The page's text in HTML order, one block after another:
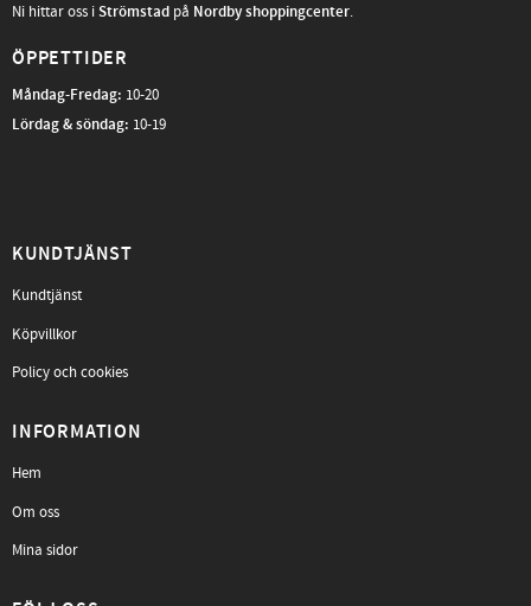
Ni hittar oss iStrömstad på Nordby shoppingcenter.
ÖPPETTIDER
Måndag-Fredag: 10-20
Lördag & söndag: 10-19
KUNDTJÄNST
Kundtjänst
Köpvillkor
Policy och cookies
INFORMATION
Hem
Om oss
Mina sidor